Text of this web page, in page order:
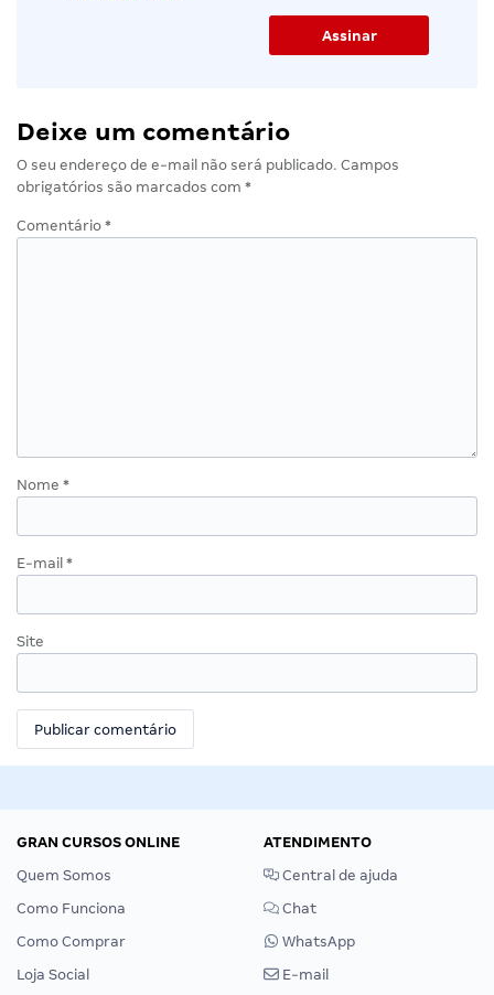
Deixe um comentário
O seu endereço de e-mail não será publicado. Campos
obrigatórios são marcados com *
Comentário *
Nome *
E-mail *
Site
GRAN CURSOS ONLINE
Quem Somos
Como Funciona
Como Comprar
Loja Social
ATENDIMENTO
Central de ajuda
Chat
WhatsApp
E-mail